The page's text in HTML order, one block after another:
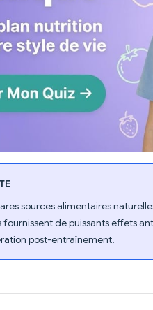
sources alimentaires
fournissent de puissants effets
post-entraînement.